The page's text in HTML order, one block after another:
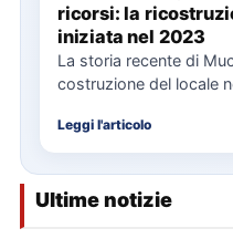
ricorsi: la
iniziata nel 2023
La storia recente di
costruzione del locale
Leggi l'articolo
Ultime notizie